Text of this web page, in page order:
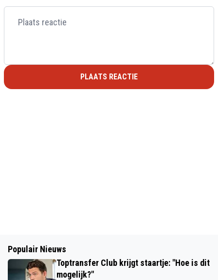
PLAATS REACTIE
Populair Nieuws
Toptransfer Club krijgt staartje: "Hoe is dit
mogelijk?"